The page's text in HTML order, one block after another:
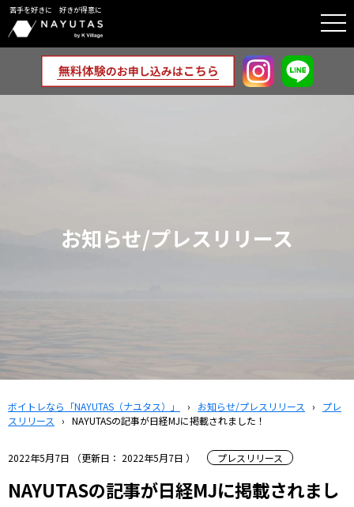
苦手を好きに 好きが得意に
お知らせ/プレスリリース
ボイトレなら「NAYUTAS（ナユタス）」 › お知らせ/プレスリリース ›
プレ
スリリース
› NAYUTASの記事が日経MJに掲載されました！
2022年5月7日 （更新日： 2022年5月7日 ） プレスリリース
NAYUTASの記事が日経MJに掲載されまし